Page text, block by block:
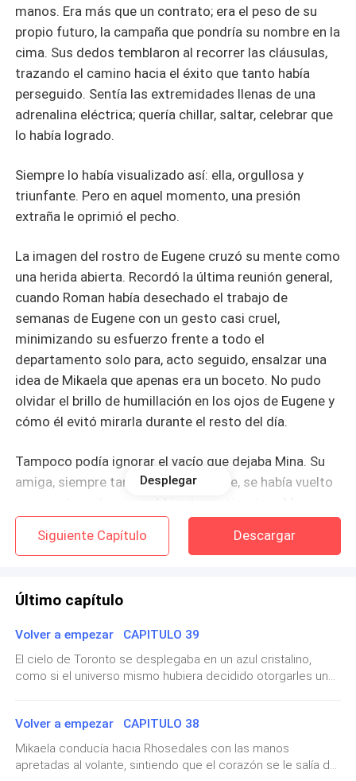
manos. Era más que un contrato; era el peso de su
propio futuro, la campaña que pondría su nombre en la
cima. Sus dedos temblaron al recorrer las cláusulas,
trazando el camino hacia el éxito que tanto había
perseguido. Sentía las extremidades llenas de una
adrenalina eléctrica; quería chillar, saltar, celebrar que
lo había logrado.
Siempre lo había visualizado así: ella, orgullosa y
triunfante. Pero en aquel momento, una presión
extraña le oprimió el pecho.
La imagen del rostro de Eugene cruzó su mente como
una herida abierta. Recordó la última reunión general,
cuando Roman había desechado el trabajo de
semanas de Eugene con un gesto casi cruel,
minimizando su esfuerzo frente a todo el
departamento solo para, acto seguido, ensalzar una
idea de Mikaela que apenas era un boceto. No pudo
olvidar el brillo de humillación en los ojos de Eugene y
cómo él evitó mirarla durante el resto del día.
Tampoco podía ignorar el vacío que dejaba Mina. Su
amiga, siempre tan efusiva y vibrante, se había vuelto
alejaba poco a poco, con cada comentario de Roman
dejando de lado las propuestas de los demás para
dejando sola.
Una vocecita insidiosa empezó a cuestionarla en la
penumbra:
«¿Cuál será el costo?»
Desplegar
Siguiente Capítulo Descargar
Último capítulo
Volver a empezar CAPITULO 39
El cielo de Toronto se desplegaba en un azul cristalino,
como si el universo mismo hubiera decidido otorgarles una
CN Tower y al horizonte urbano de la ciudad.Era una boda
pequeña, íntima, pero cargada de una elegancia que gritaba
"nuevo comienzo". No era la boda ostentosa que los
Blackwood habrían patrocinado; era la boda que Daryl y
Volver a empezar CAPITULO 38
Mikaela conducía hacia Rhosedales con las manos
apretadas al volante, sintiendo que el corazón se le salía del